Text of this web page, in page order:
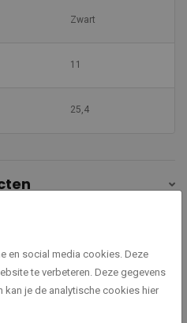
Zwart
11
25,4
en social media cookies. Deze
te verbeteren. Deze gegevens
kan je de analytische cookies hier